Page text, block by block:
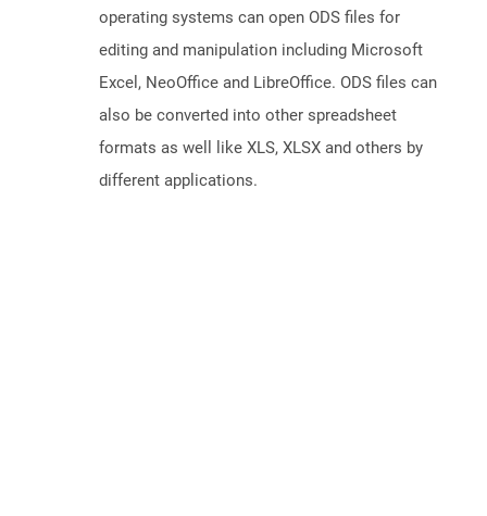
operating systems can open ODS files for
editing and manipulation including Microsoft
Excel, NeoOffice and LibreOffice. ODS files can
also be converted into other spreadsheet
formats as well like XLS, XLSX and others by
different applications.